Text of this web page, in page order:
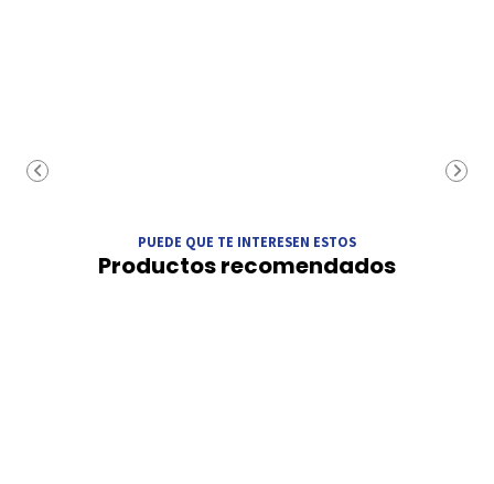
PUEDE QUE TE INTERESEN ESTOS
Productos recomendados